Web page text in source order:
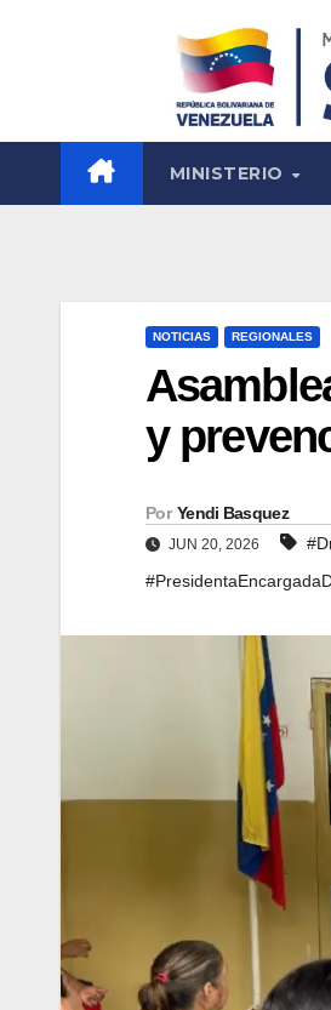
MINISTERIO
NOTICIAS REGIONALES
y
Por Yendi Basquez
JUN 20, 2026